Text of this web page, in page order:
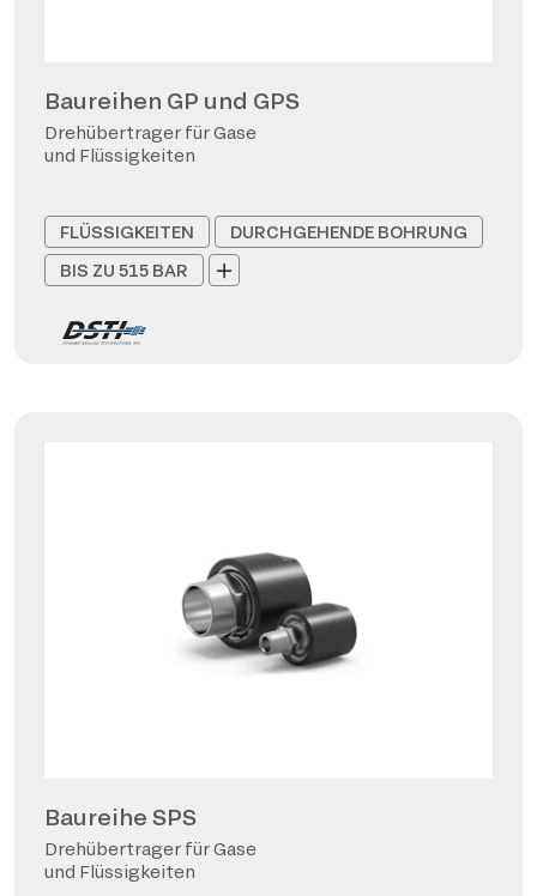
Baureihen GP und GPS
Drehübertrager für Gase
und Flüssigkeiten
FLÜSSIGKEITEN
DURCHGEHENDE BOHRUNG
BIS ZU 515 BAR
Baureihe SPS
Drehübertrager für Gase
und Flüssigkeiten